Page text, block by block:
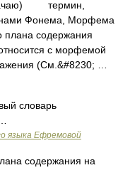
термин,
Фонема, Морфема
плана содержания
с морфемой
(См.&#8230; …
словарь
языка Ефремовой
содержания на